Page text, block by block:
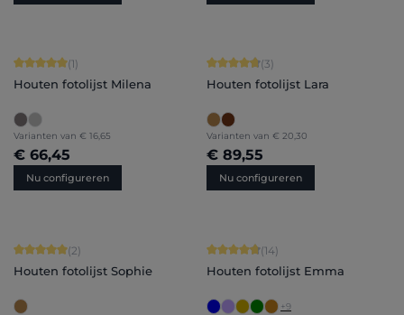
Gemiddelde waardering van 5 van 5 sterren
(1)
Houten fotolijst Milena
Varianten van € 16,65
€ 66,45
Nu configureren
Gemiddelde waardering van 4.67
(3)
Houten fotolijst Lara
Varianten van € 20,30
€ 89,55
Nu configureren
Gemiddelde waardering van 5 van 5 sterren
(2)
Houten fotolijst Sophie
Gemiddelde waardering van 4.86
(14)
Houten fotolijst Emma
+9